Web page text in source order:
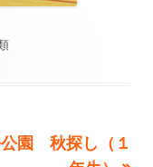
園 秋探し（１